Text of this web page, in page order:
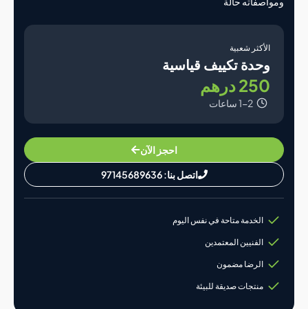
الأكثر شعبية
وحدة تكييف قياسية
اتصل بنا: 97145689636
الخدمة متاحة في نفس اليوم
الفنيين المعتمدين
الرضا مضمون
منتجات صديقة للبيئة